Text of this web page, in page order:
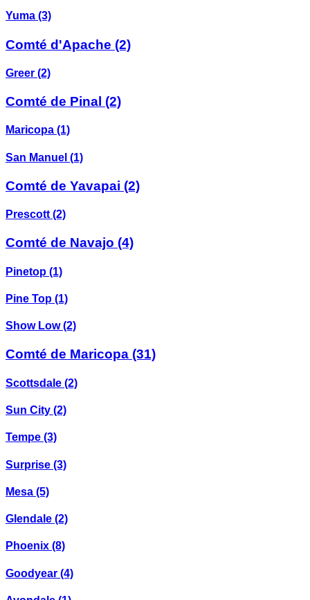
Yuma (3)
Comté d'Apache (2)
Greer (2)
Comté de Pinal (2)
Maricopa (1)
San Manuel (1)
Comté de Yavapai (2)
Prescott (2)
Comté de Navajo (4)
Pinetop (1)
Pine Top (1)
Show Low(2)
Comté de Maricopa (31)
Scottsdale (2)
Sun City (2)
Tempe (3)
Surprise (3)
Mesa (5)
Glendale (2)
Phoenix (8)
Goodyear (4)